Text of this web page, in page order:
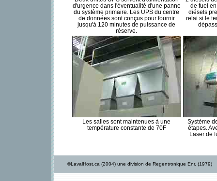
d'urgence dans l'éventualité d'une panne
du système primaire. Les UPS du centre
de données sont conçus pour fournir
jusqu'à 120 minutes de puissance de
réserve.
de fuel
diésels
relai si le
Les salles sont maintenues à une
température constante de 70F
Système
étapes.
Laser de
©LavalHost.ca (2004) une division de Regentronique Enr. (1979)